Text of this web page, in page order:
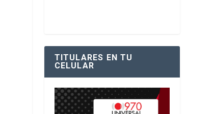
TITULARES EN TU
CELULAR